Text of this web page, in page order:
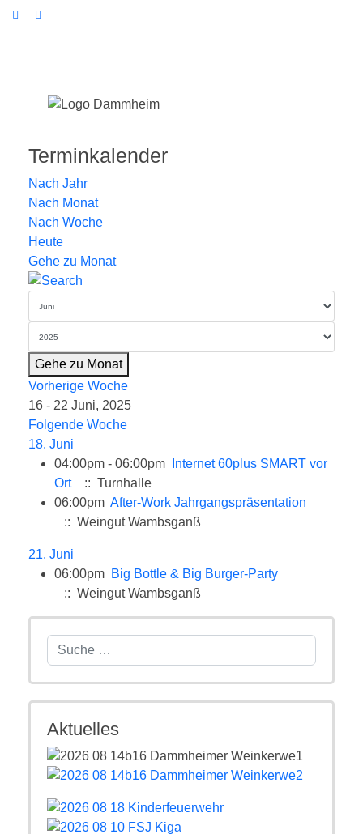
Terminkalender
Nach Jahr
Nach Monat
Nach Woche
Heute
Gehe zu Monat
Gehe zu Monat
Vorherige Woche
16 - 22 Juni, 2025
Folgende Woche
18. Juni
04:00pm - 06:00pm
Internet 60plus SMART vor
Ort
:: Turnhalle
06:00pm After-Work Jahrgangspräsentation
:: Weingut Wambsganß
21. Juni
06:00pm Big Bottle & Big Burger-Party
:: Weingut Wambsganß
Suchen
Aktuelles